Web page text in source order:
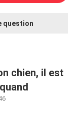
question
chien, il est